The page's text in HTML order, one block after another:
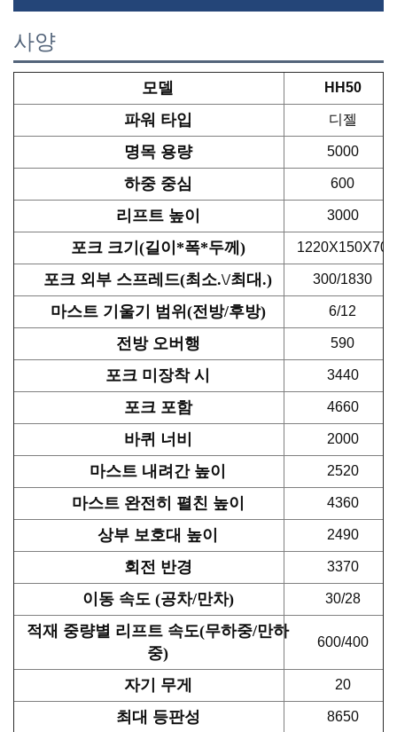
사양
모델 HH50
파워 타입 디젤
명목 용량 5000
하중 중심 600
리프트 높이 3000
포크 크기(길이*폭*두께) 1220X150X70
포크 외부 스프레드(최소.\/최대.) 300/1830
마스트 기울기 범위(전방/후방) 6/12
전방 오버행 590
포크 미장착 시 3440
포크 포함 4660
바퀴 너비 2000
마스트 내려간 높이 2520
마스트 완전히 펼친 높이 4360
상부 보호대 높이 2490
회전 반경 3370
이동 속도 (공차/만차) 30/28
적재 중량별 리프트 속도(무하중/만하
중)
600/400
자기 무게 20
최대 등판성 8650